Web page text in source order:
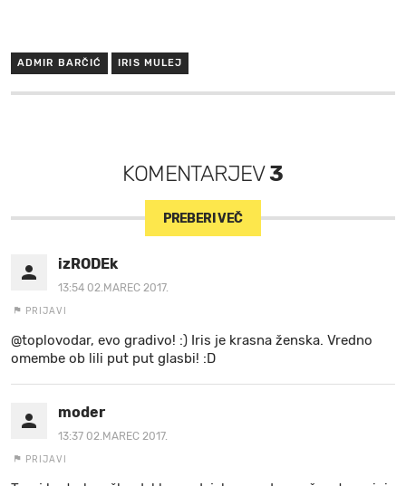
ADMIR BARČIĆ IRIS MULEJ
KOMENTARJEV3
PREBERI VEČ
izRODEk
13:54 02.MAREC 2017.
PRIJAVI
@toplovodar, evo gradivo! :) Iris je krasna ženska. Vredno
omembe ob lili put put glasbi! :D
moder
13:37 02.MAREC 2017.
PRIJAVI